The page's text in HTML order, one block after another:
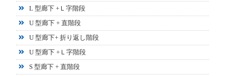
L 型廊下 +Ｌ字階段
U 型廊下 + 直階段
U 型廊下+ 折り返し階段
U 型廊下 +Ｌ字階段
S 型廊下 + 直階段